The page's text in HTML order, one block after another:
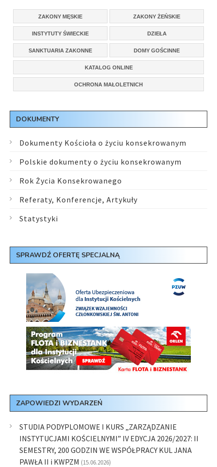
ZAKONY MĘSKIE ZAKONY ŻEŃSKIE
INSTYTUTY ŚWIECKIE DZIEŁA
SANKTUARIA ZAKONNE DOMY GOŚCINNE
KATALOG ONLINE
OCHRONA MAŁOLETNICH
DOKUMENTY
Dokumenty Kościoła o życiu konsekrowanym
Polskie dokumenty o życiu konsekrowanym
Rok Życia Konsekrowanego
Referaty, Konferencje, Artykuły
Statystyki
SPRAWDŹ OFERTĘ SPECJALNĄ
ZAPOWIEDZI WYDARZEŃ
STUDIA PODYPLOMOWE I KURS „ZARZĄDZANIE
INSTYTUCJAMI KOŚCIELNYMI” IV EDYCJA 2026/2027: II
SEMESTRY, 200 GODZIN WE WSPÓŁPRACY KUL JANA
PAWŁA II i KWPZM (15.06.2026)